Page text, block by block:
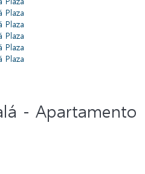
- Apartamento